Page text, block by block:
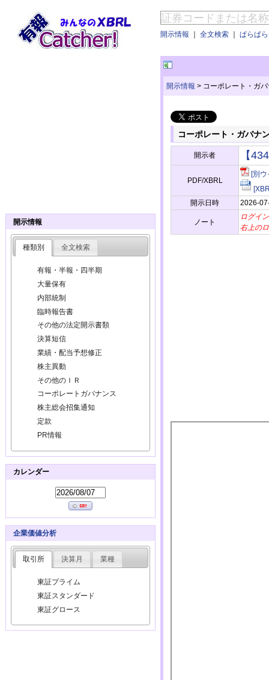
開示情報 ｜ 全文検索 ｜ ぱらぱ
開示情報 > コーポレート・ガ
コーポレート・ガバナ
開示者 【
PDF/XBRL
[別ウ
開示日時
2026-
ノート
ログイ
右上の
開示情報
種類別 全文検索
有報・半報・四半期
大量保有
内部統制
臨時報告書
その他の法定開示書類
決算短信
業績・配当予想修正
株主異動
その他のＩＲ
コーポレートガバナンス
株主総会招集通知
定款
PR情報
カレンダー
企業価値分析
取引所 決算月 業種
東証プライム
東証スタンダード
東証グロース